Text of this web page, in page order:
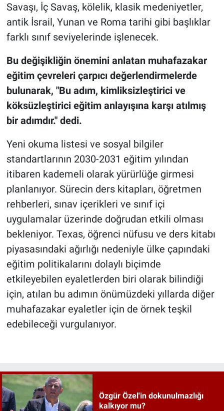
Savaşı, İç Savaş, kölelik, klasik medeniyetler,
antik İsrail, Yunan ve Roma tarihi gibi başlıklar
farklı sınıf seviyelerinde işlenecek.
Bu değişikliğin önemini anlatan muhafazakar
eğitim çevreleri çarpıcı değerlendirmelerde
bulunarak, "Bu adım, kimliksizleştirici ve
köksüzleştirici eğitim anlayışına karşı atılmış
bir adımdır." dedi.
Yeni okuma listesi ve sosyal bilgiler
standartlarının 2030-2031 eğitim yılından
itibaren kademeli olarak yürürlüğe girmesi
planlanıyor. Sürecin ders kitapları, öğretmen
rehberleri, sınav içerikleri ve sınıf içi
uygulamalar üzerinde doğrudan etkili olması
bekleniyor. Texas, öğrenci nüfusu ve ders kitabı
piyasasındaki ağırlığı nedeniyle ülke çapındaki
eğitim politikalarını dolaylı biçimde
etkileyebilen eyaletlerden biri olarak bilindiği
için, atılan bu adımın önümüzdeki yıllarda diğer
muhafazakar eyaletler için de örnek teşkil
edebileceği vurgulanıyor.
Özgür Özel'in dokunulmazlığı
kalkıyor mu?